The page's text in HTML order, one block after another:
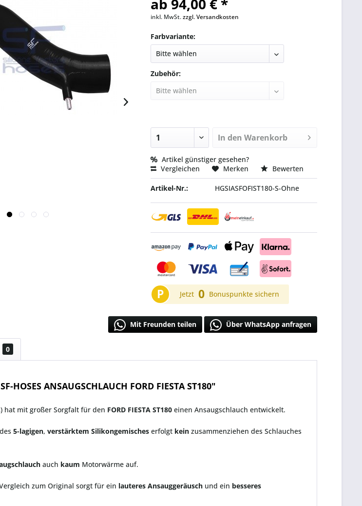
inkl. MwSt.zzgl. Versandkosten
Farbvariante:
Zubehör:
In den Warenkorb
Artikel günstiger gesehen?
Vergleichen
Merken Bewerten
Artikel-Nr.: HGSIASFOFIST180-S-Ohne
P Jetzt 0 Bonuspunkte sichern
Mit Freunden teilen Über WhatsApp anfragen
0
ANSAUGSCHLAUCH FORD FIESTA ST180"
hat mit großer Sorgfalt für den FORD FIESTA ST180 einen Ansaugschlauch entwickelt.
5-lagigen, verstärktem Silikongemisches erfolgt kein zusammenziehen des Schlauches
auch kaum Motorwärme auf.
zum Original sorgt für ein lauteres Ansauggeräusch und ein besseres